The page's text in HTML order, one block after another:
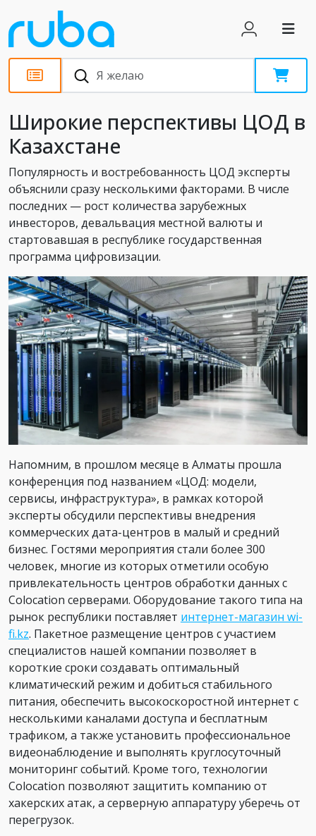
Статьи
Широкие перспективы ЦОД в
Казахстане
Популярность и востребованность ЦОД эксперты
объяснили сразу несколькими факторами. В числе
последних — рост количества зарубежных
инвесторов, девальвация местной валюты и
стартовавшая в республике государственная
программа цифровизации.
Напомним, в прошлом месяце в Алматы прошла
конференция под названием «ЦОД: модели,
сервисы, инфраструктура», в рамках которой
эксперты обсудили перспективы внедрения
коммерческих дата-центров в малый и средний
бизнес. Гостями мероприятия стали более 300
человек, многие из которых отметили особую
привлекательность центров обработки данных с
Colocation серверами. Оборудование такого типа на
рынок республики поставляет интернет-магазин wi-
fi.kz. Пакетное размещение центров с участием
специалистов нашей компании позволяет в
короткие сроки создавать оптимальный
климатический режим и добиться стабильного
питания, обеспечить высокоскоростной интернет с
несколькими каналами доступа и бесплатным
трафиком, а также установить профессиональное
видеонаблюдение и выполнять круглосуточный
мониторинг событий. Кроме того, технологии
Colocation позволяют защитить компанию от
хакерских атак, а серверную аппаратуру уберечь от
перегрузок.